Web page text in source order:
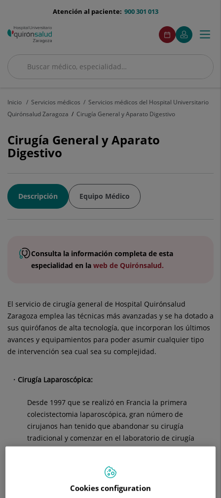
menu-
900 301 013
Atención al paciente:
Buscar
Buscar
menuAcceso
Pide
cita
Mi
Quirónsalud
Este
enlace
se
en
ventana
Menú
Inicio Servicios médicos
Servicios médicos del Hospital Universitario
Quirónsalud Zaragoza
Cirugía General y Aparato Digestivo
Cirugía General y Aparato
Digestivo
Descripción Equipo Médico
Consulta la información completa de esta
especialidad en la web de Quirónsalud.
El servicio de cirugía general de Hospital Quirónsalud
Zaragoza emplea las técnicas más avanzadas y se ha dotado a
sus quirófanos de alta tecnología, que incorporan los últimos
avances y equipamientos para poder asumir cualquier tipo
de intervención sea cual sea su complejidad.
Cirugía Laparoscópica:
Desde 1997 que se realizó en Francia la primera
colecistectomia laparoscópica, gran número de
cirujanos han tenido que abandonar su cirugía
tradicional y comenzar en el laboratorio de cirugía
experimental para de nuevo aprender y adquirir la
El tratamiento es el mismo que en la cirugía
Cookies configuration